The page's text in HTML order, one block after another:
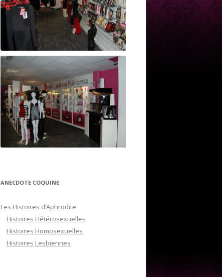
ANECDOTE COQUINE
Les Histoires d’Aphrodite
Histoires Hétérosexuelles
Histoires Homosexuelles
Histoires Lesbiennes